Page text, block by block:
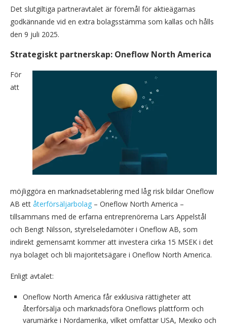
Det slutgiltiga partneravtalet är föremål för aktieägarnas
godkännande vid en extra bolagsstämma som kallas och hålls
den 9 juli 2025.
Strategiskt partnerskap: Oneflow North America
För
att
möjliggöra en marknadsetablering med låg risk bildar Oneflow
AB ett återförsäljarbolag – Oneflow North America –
tillsammans med de erfarna entreprenörerna Lars Appelstål
och Bengt Nilsson, styrelseledamöter i Oneflow AB, som
indirekt gemensamt kommer att investera cirka 15 MSEK i det
nya bolaget och bli majoritetsägare i Oneflow North America.
Enligt avtalet:
Oneflow North America får exklusiva rättigheter att
återförsälja och marknadsföra Oneflows plattform och
varumärke i Nordamerika, vilket omfattar USA, Mexiko och